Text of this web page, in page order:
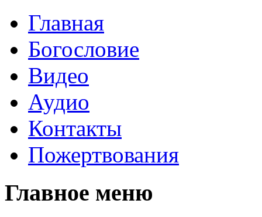
Главная
Богословие
Видео
Аудио
Контакты
Пожертвования
Главное меню